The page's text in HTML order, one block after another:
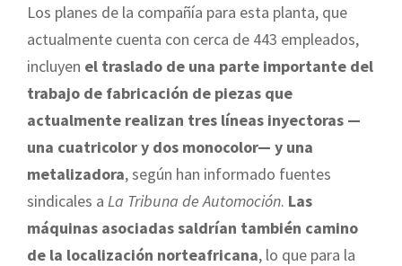
Los planes de la compañía para esta planta, que
actualmente cuenta con cerca de 443 empleados,
incluyen el traslado de una parte importante del
trabajo de fabricación de piezas que
actualmente realizan tres líneas inyectoras —
una cuatricolor y dos monocolor— y una
metalizadora, según han informado fuentes
sindicales a La Tribuna de Automoción. Las
máquinas asociadas saldrían también camino
de la localización norteafricana, lo que para la